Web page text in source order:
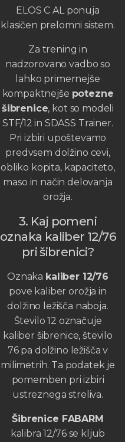
ELOS C AL ponuja
klasičen prelomni sistem.
Za trening in
nadzorovano vadbo so
lahko primernejše
kompaktnejše potezne
šibrenice, kot so modeli
STF/12 in SDASS Trainer.
Pri izbiri upoštevamo
predvsem dolžino cevi,
obliko kopita, kapaciteto,
maso in način delovanja
orožja.
3. Kaj pomeni
oznaka kaliber 12/76
pri šibrenici?
Oznaka kaliber 12/76
pove kaliber orožja in
dolžino ležišča naboja.
Število 12 označuje
kaliber šibrenice, število
76 pa dolžino ležišča v
milimetrih. Ta podatek je
pomemben pri izbiri
ustreznega streliva.
Šibrenice FABARM
kalibra 12/76 se kljub